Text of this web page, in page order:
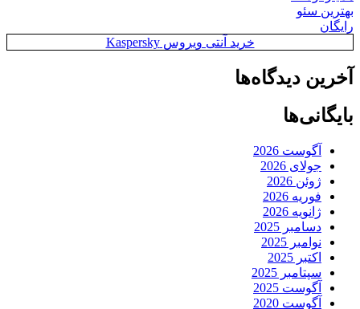
بهترین سئو
رایگان
خرید آنتی ویروس Kaspersky
آخرین دیدگاه‌ها
بایگانی‌ها
آگوست 2026
جولای 2026
ژوئن 2026
فوریه 2026
ژانویه 2026
دسامبر 2025
نوامبر 2025
اکتبر 2025
سپتامبر 2025
آگوست 2025
آگوست 2020